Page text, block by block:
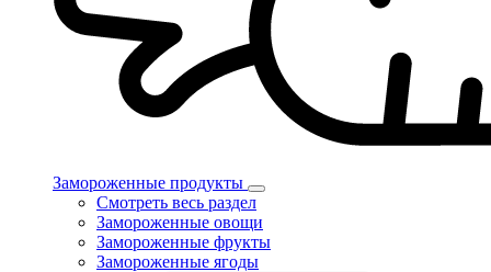
Замороженные продукты
Смотреть весь раздел
Замороженные овощи
Замороженные фрукты
Замороженные ягоды